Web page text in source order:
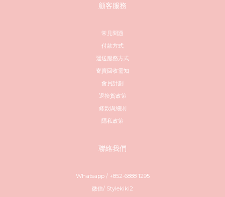
顧客服務
常見問題
付款方式
運送服務方式
寄賣回收需知
會員計劃
退換貨政策
條款與細則
隱私政策
聯絡我們
Whatsapp / +852-6888 1295
微信/ Stylekiki2